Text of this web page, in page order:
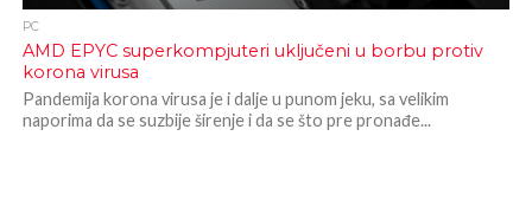
PC
AMD EPYC superkompjuteri uključeni u borbu protiv
korona virusa
Pandemija korona virusa je i dalje u punom jeku, sa velikim
naporima da se suzbije širenje i da se što pre pronađe...